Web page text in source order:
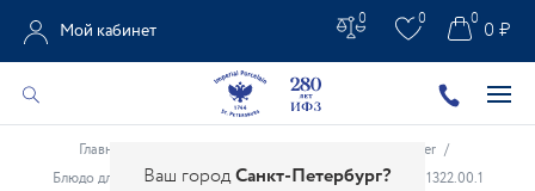
Ваш городСанкт-Петербург?
Мой кабинет
0 0 0 ₽
0
Главная Французский фарфор Deshoulier /
Блюдо для хлеба, форма California (Калифорния), арт 96.11322.00.1